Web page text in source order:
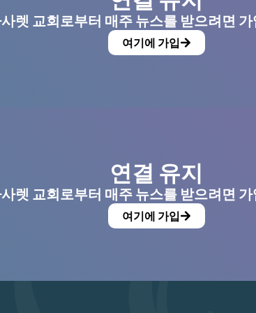
렛 교회로부터 매주 뉴스를 받으려면
여기에 가입
연결 유지
렛 교회로부터 매주 뉴스를 받으려면
여기에 가입